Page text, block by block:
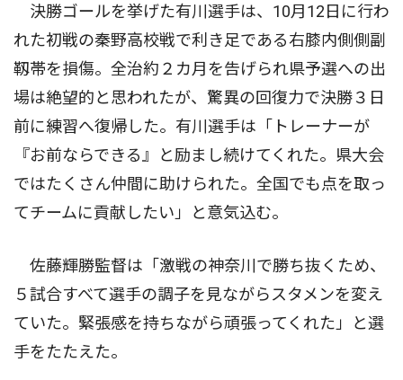
決勝ゴールを挙げた有川選手は、10月12日に行わ
れた初戦の秦野高校戦で利き足である右膝内側側副
靱帯を損傷。全治約２カ月を告げられ県予選への出
場は絶望的と思われたが、驚異の回復力で決勝３日
前に練習へ復帰した。有川選手は「トレーナーが
『お前ならできる』と励まし続けてくれた。県大会
ではたくさん仲間に助けられた。全国でも点を取っ
てチームに貢献したい」と意気込む。
佐藤輝勝監督は「激戦の神奈川で勝ち抜くため、
５試合すべて選手の調子を見ながらスタメンを変え
ていた。緊張感を持ちながら頑張ってくれた」と選
手をたたえた。